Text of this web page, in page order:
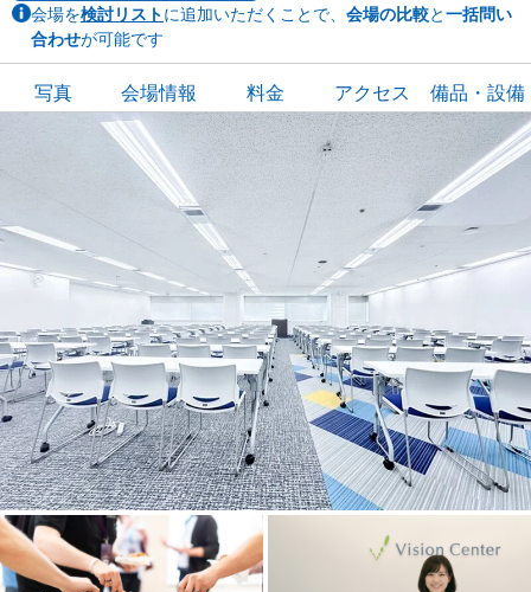
会場を検討リストに追加いただくことで、 会場の比較と一括問い
合わせが可能です
写真 会場情報 料金 アクセス 備品・設備